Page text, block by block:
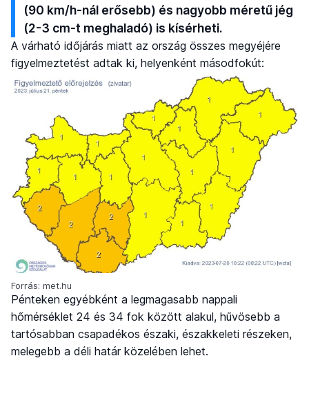
(90 km/h-nál erősebb) és nagyobb méretű jég
(2-3 cm-t meghaladó) is kísérheti.
A várható időjárás miatt az ország összes megyéjére
figyelmeztetést adtak ki, helyenként másodfokút:
Forrás: met.hu
Pénteken egyébként a legmagasabb nappali
hőmérséklet 24 és 34 fok között alakul, hűvösebb a
tartósabban csapadékos északi, északkeleti részeken,
melegebb a déli határ közelében lehet.